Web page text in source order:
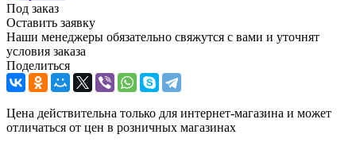
Под заказ
Оставить заявку
Наши менеджеры обязательно свяжутся с вами и уточнят
условия заказа
Поделиться
Цена действительна только для интернет-магазина и может
отличаться от цен в розничных магазинах